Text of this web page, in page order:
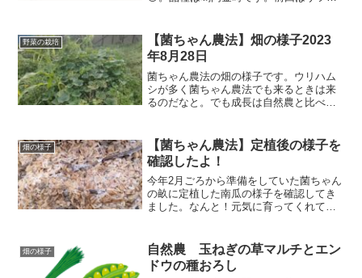
マイモの生命力を感じずにはいられない
ですね！
野菜の栽培
【菌ちゃん農法】畑の様子2023
年8月28日
菌ちゃん農法の畑の様子です。ウリハム
シが多く菌ちゃん農法でも来るときは来
るのだなと。でも成長は自然農と比べる
畑の様子
【菌ちゃん農法】定植後の様子を
確認したよ！
今年2月ごろから準備をしていた菌ちゃん
の畝に定植した南瓜の様子を確認してき
ました。なんと！元気に育ってくれてい
畑の様子
自然農 玉ねぎの草マルチとエン
ドウの種おろし